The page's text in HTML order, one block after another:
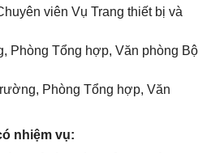
viên Vụ Trang thiết bị và
Phòng Tổng hợp, Văn phòng Bộ
Phòng Tổng hợp, Văn
nhiệm vụ: